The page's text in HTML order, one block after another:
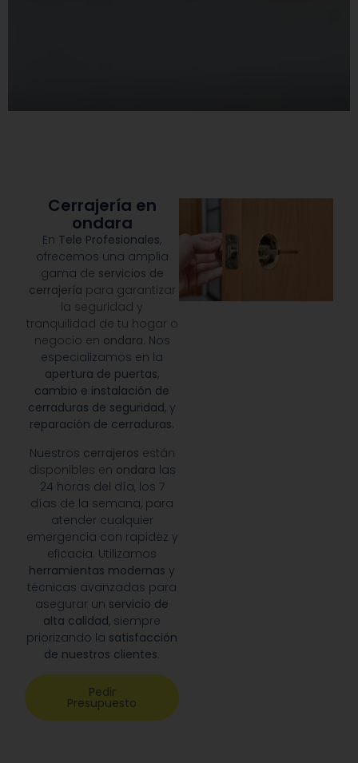
Cerrajería en
ondara
En Tele Profesionales,
ofrecemos una amplia
gama de servicios de
cerrajería para garantizar
la seguridad y
tranquilidad de tu hogar o
negocio en ondara. Nos
especializamos en la
apertura de puertas,
cambio e instalación de
cerraduras de seguridad, y
reparación de cerraduras.
Nuestros cerrajeros están
disponibles en ondara las
24 horas del día, los 7
días de la semana, para
atender cualquier
emergencia con rapidez y
eficacia. Utilizamos
herramientas modernas y
técnicas avanzadas para
asegurar un servicio de
alta calidad, siempre
priorizando la satisfacción
de nuestros clientes.
Pedir
Presupuesto